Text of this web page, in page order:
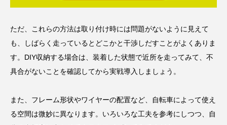
ただ、これらの方法は取り付け時には問題がないように見えて
も、しばらく走っているとどこかと干渉しだすことがよくありま
す。DIY収納する場合は、装着した状態で近所を走ってみて、不
具合がないことを確認してから実戦導入しましょう。
また、フレーム形状やワイヤーの配置など、自転車によって使え
る空間は微妙に異なります。いろいろな工夫を参考にしつつ、自